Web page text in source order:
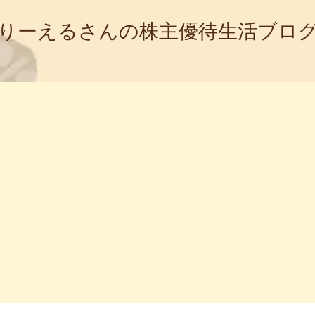
ーえるさんの株主優待生活ブロ